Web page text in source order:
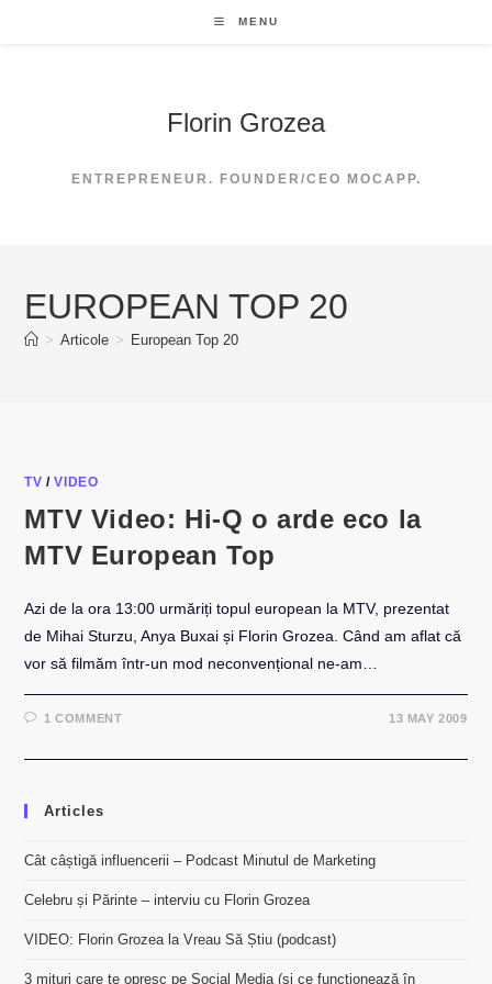
MENU
Florin Grozea
ENTREPRENEUR. FOUNDER/CEO MOCAPP.
EUROPEAN TOP 20
> Articole > European Top 20
TV /VIDEO
MTV Video: Hi-Q o arde eco la
MTV European Top
Azi de la ora 13:00 urmăriți topul european la MTV, prezentat
de Mihai Sturzu, Anya Buxai și Florin Grozea. Când am aflat că
vor să filmăm într-un mod neconvențional ne-am…
1 COMMENT 13 MAY 2009
Articles
Cât câștigă influencerii – Podcast Minutul de Marketing
Celebru și Părinte – interviu cu Florin Grozea
VIDEO: Florin Grozea la Vreau Să Știu (podcast)
3 mituri care te opresc pe Social Media (și ce funcționează în